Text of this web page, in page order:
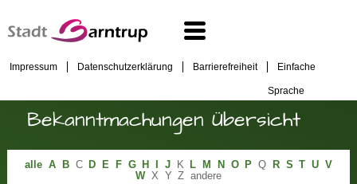
Impressum Datenschutzerklärung Barrierefreiheit Einfache
Sprache
Bekanntmachungen Übersicht
alle A B C D E F G H J K L M N O P Q R S T U V
W X Y Z andere